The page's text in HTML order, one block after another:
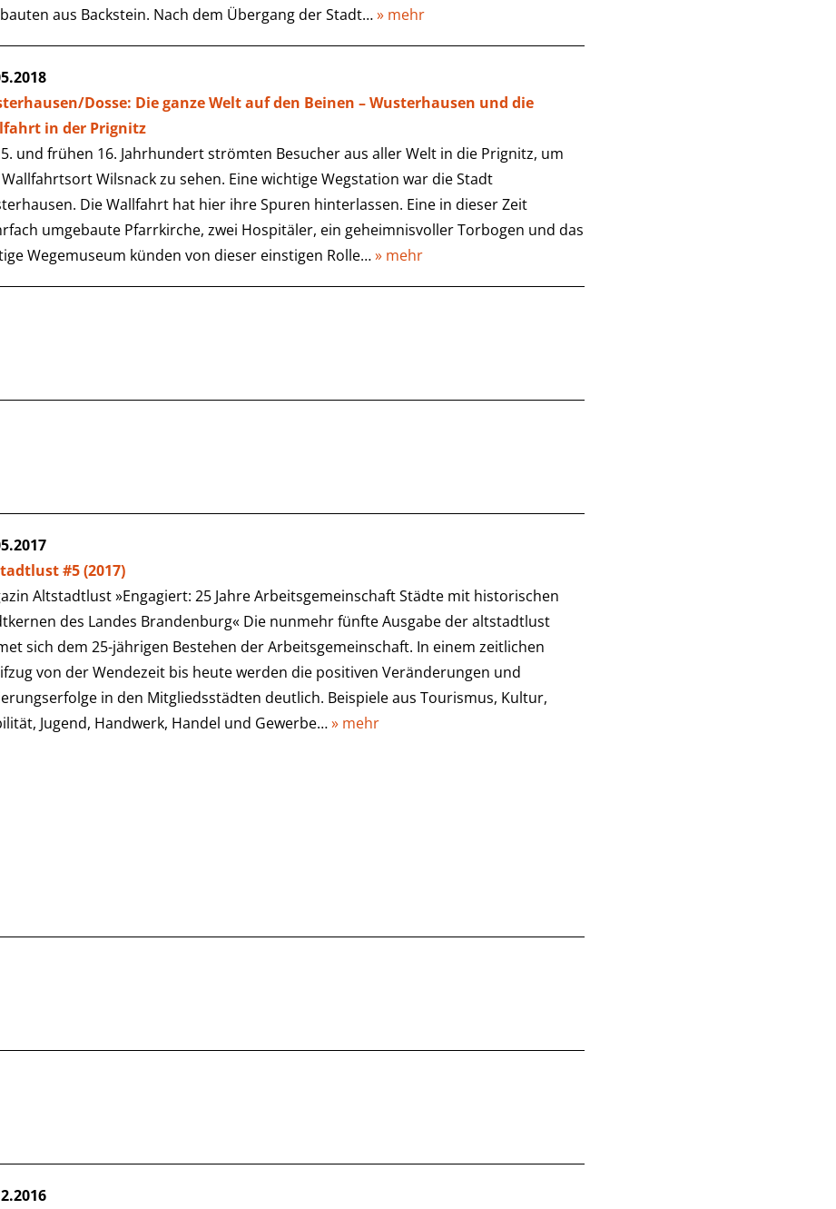
aus Backstein. Nach dem Übergang der Stadt…» mehr
Dosse: Die ganze Welt auf den Beinen – Wusterhausen und die
in der Prignitz
und frühen 16. Jahrhundert strömten Besucher aus aller Welt in die Prignitz, um
Wilsnack zu sehen. Eine wichtige Wegstation war die Stadt
Die Wallfahrt hat hier ihre Spuren hinterlassen. Eine in dieser Zeit
umgebaute Pfarrkirche, zwei Hospitäler, ein geheimnisvoller Torbogen und das
Wegemuseum künden von dieser einstigen Rolle…» mehr
#5 (2017)
Altstadtlust »Engagiert: 25 Jahre Arbeitsgemeinschaft Städte mit historischen
des Landes Brandenburg« Die nunmehr fünfte Ausgabe der altstadtlust
sich dem 25-jährigen Bestehen der Arbeitsgemeinschaft. In einem zeitlichen
von der Wendezeit bis heute werden die positiven Veränderungen und
in den Mitgliedsstädten deutlich. Beispiele aus Tourismus, Kultur,
Jugend, Handwerk, Handel und Gewerbe…» mehr